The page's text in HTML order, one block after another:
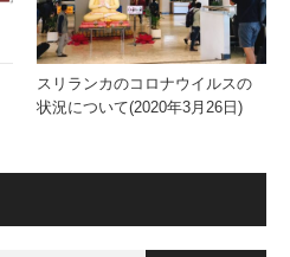
スリランカのコロナウイルスの
状況について(2020年3月26日)